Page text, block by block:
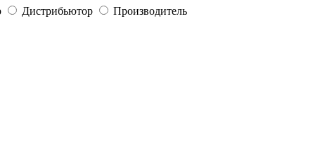
Дистрибьютор
Производитель